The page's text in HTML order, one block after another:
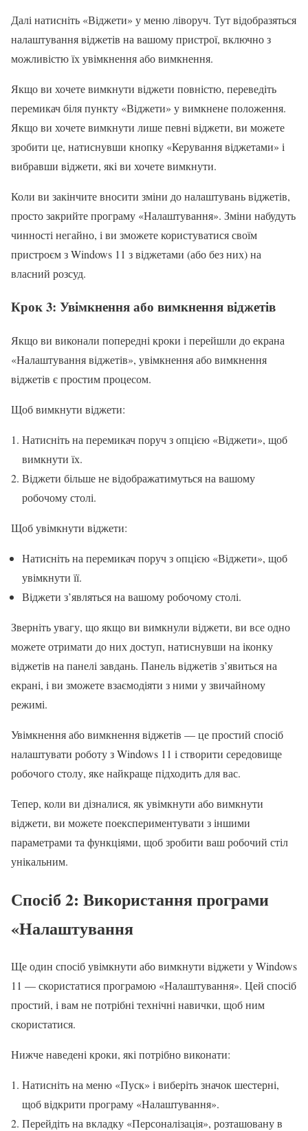
Далі натисніть «Віджети» у меню ліворуч. Тут відобразяться
налаштування віджетів на вашому пристрої, включно з
можливістю їх увімкнення або вимкнення.
Якщо ви хочете вимкнути віджети повністю, переведіть
перемикач біля пункту «Віджети» у вимкнене положення.
Якщо ви хочете вимкнути лише певні віджети, ви можете
зробити це, натиснувши кнопку «Керування віджетами» і
вибравши віджети, які ви хочете вимкнути.
Коли ви закінчите вносити зміни до налаштувань віджетів,
просто закрийте програму «Налаштування». Зміни набудуть
чинності негайно, і ви зможете користуватися своїм
пристроєм з Windows 11 з віджетами (або без них) на
власний розсуд.
Крок 3: Увімкнення або вимкнення віджетів
Якщо ви виконали попередні кроки і перейшли до екрана
«Налаштування віджетів», увімкнення або вимкнення
віджетів є простим процесом.
Щоб вимкнути віджети:
Натисніть на перемикач поруч з опцією «Віджети», щоб
вимкнути їх.
Віджети більше не відображатимуться на вашому
робочому столі.
Щоб увімкнути віджети:
Натисніть на перемикач поруч з опцією «Віджети», щоб
увімкнути її.
Віджети з’являться на вашому робочому столі.
Зверніть увагу, що якщо ви вимкнули віджети, ви все одно
можете отримати до них доступ, натиснувши на іконку
віджетів на панелі завдань. Панель віджетів з’явиться на
екрані, і ви зможете взаємодіяти з ними у звичайному
режимі.
Увімкнення або вимкнення віджетів — це простий спосіб
налаштувати роботу з Windows 11 і створити середовище
робочого столу, яке найкраще підходить для вас.
Тепер, коли ви дізналися, як увімкнути або вимкнути
віджети, ви можете поекспериментувати з іншими
параметрами та функціями, щоб зробити ваш робочий стіл
унікальним.
Спосіб 2: Використання програми
«Налаштування
Ще один спосіб увімкнути або вимкнути віджети у Windows
11 — скористатися програмою «Налаштування». Цей спосіб
простий, і вам не потрібні технічні навички, щоб ним
скористатися.
Нижче наведені кроки, які потрібно виконати:
Натисніть на меню «Пуск» і виберіть значок шестерні,
щоб відкрити програму «Налаштування».
Перейдіть на вкладку «Персоналізація», розташовану в